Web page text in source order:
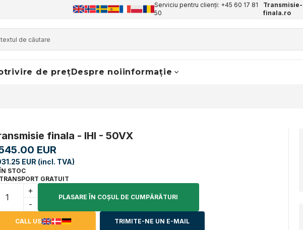
Serviciu pentru clienți: +45 60 17 81
50
Transmisie-
finala.ro
de prețDespre noiinformație
finala - IHI - 50VX
EUR
EUR (incl. TVA)
ÎN STOC
TRANSPORT GRATUIT
+
-
PLASARE ÎN COŞUL DE CUMPĂRĂTURI
CALL US TRIMITE-NE UN E-MAIL